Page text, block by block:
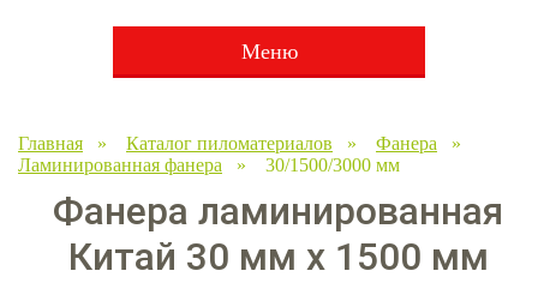
Меню
Главная » Каталог пиломатериалов » Фанера »
Ламинированная фанера » 30/1500/3000 мм
Фанера ламинированная
Китай 30 мм х 1500 мм